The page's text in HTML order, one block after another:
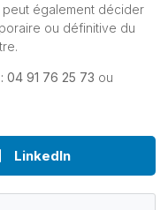
peut également décider
ou définitive du
04 91 76 25 73 ou
LinkedIn